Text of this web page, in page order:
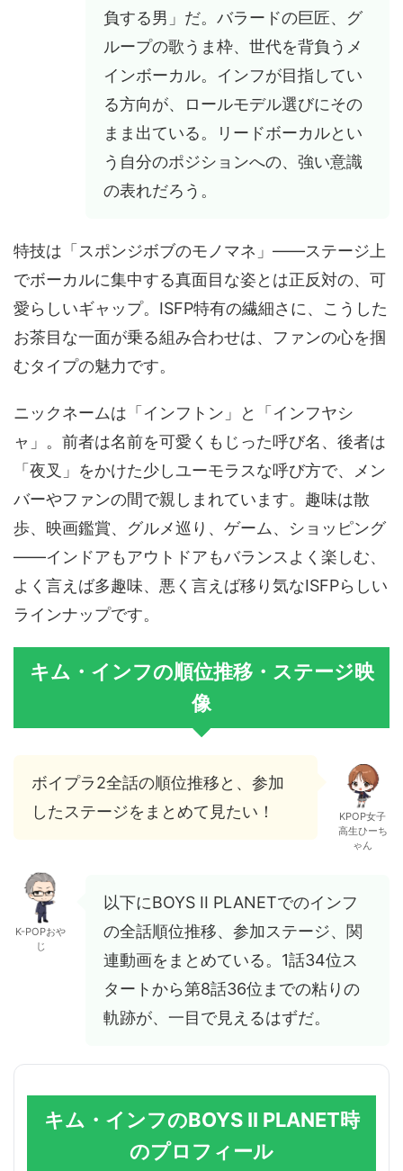
負する男」だ。バラードの巨匠、グ
ループの歌うま枠、世代を背負うメ
インボーカル。インフが目指してい
る方向が、ロールモデル選びにその
まま出ている。リードボーカルとい
う自分のポジションへの、強い意識
の表れだろう。
特技は「スポンジボブのモノマネ」——ステージ上
でボーカルに集中する真面目な姿とは正反対の、可
愛らしいギャップ。ISFP特有の繊細さに、こうした
お茶目な一面が乗る組み合わせは、ファンの心を掴
むタイプの魅力です。
ニックネームは「インフトン」と「インフヤシ
ャ」。前者は名前を可愛くもじった呼び名、後者は
「夜叉」をかけた少しユーモラスな呼び方で、メン
バーやファンの間で親しまれています。趣味は散
歩、映画鑑賞、グルメ巡り、ゲーム、ショッピング
——インドアもアウトドアもバランスよく楽しむ、
よく言えば多趣味、悪く言えば移り気なISFPらしい
ラインナップです。
キム・インフの順位推移・ステージ映
像
ボイプラ2全話の順位推移と、参加
したステージをまとめて見たい！
KPOP女子
高生ひーち
ゃん
K-POPおや
じ
以下にBOYS II PLANETでのインフ
の全話順位推移、参加ステージ、関
連動画をまとめている。1話34位ス
タートから第8話36位までの粘りの
軌跡が、一目で見えるはずだ。
キム・インフのBOYS II PLANET時
のプロフィール